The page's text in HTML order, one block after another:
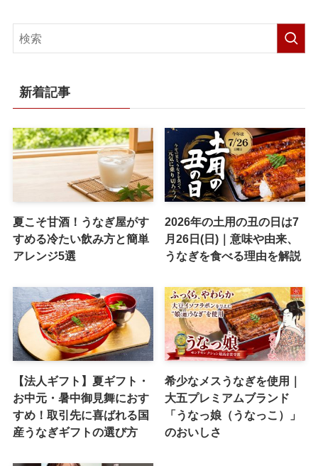
新着記事
夏こそ甘酒！うなぎ屋がす
すめる冷たい飲み方と簡単
アレンジ5選
2026年の土用の丑の日は7
月26日(日)｜意味や由来、
うなぎを食べる理由を解説
【法人ギフト】夏ギフト・
お中元・暑中御見舞におす
すめ！取引先に喜ばれる国
産うなぎギフトの選び方
希少なメスうなぎを使用｜
大五プレミアムブランド
「うなっ娘（うなっこ）」
のおいしさ